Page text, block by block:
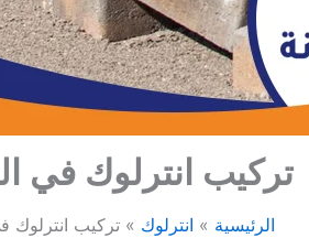
تركيب انترلوك في
الرئيسية انترلوك تركيب انترلوك